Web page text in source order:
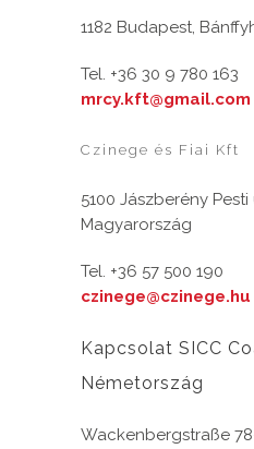
1182 Budapest,
Tel. +36 30 9 780 163
mrcy.kft@gmail.com
Czinege és Fiai Kft
5100 Jászberény Pesti
Magyarország
Tel. +36 57 500 190
czinege@czinege.hu
Kapcsolat SICC
Németország
Wackenbergstraße